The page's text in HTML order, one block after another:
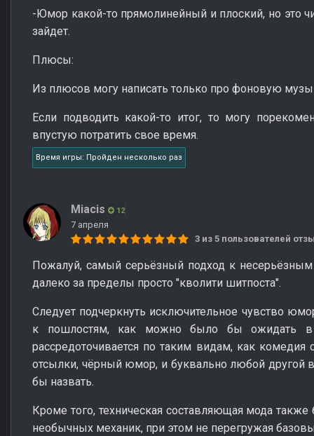
-Юмор какой-то прямолинейный и плоский, но это
зайдет.
Плюсы:
Из плюсов могу написать только про фоновую
Если подводить какой-то итог, то могу
впустую потратить свое время.
Время игры: Пройден несколько раз
Miacis 12
7 апреля
3 из 5 пользователей
Пожалуй, самый серьёзный подход к
далеко за пределы просто "кволити шитпоста".
Следует подчеркнуть исключительное чувство
к пошлостям, как можно было бы ожидать в
рассредоточивается по таким видам, как комедия
отсылки, чёрный юмор, и буквально любой
бы назвать.
Кроме того, техническая составляющая мода
необычных механик, при этом не перегружая